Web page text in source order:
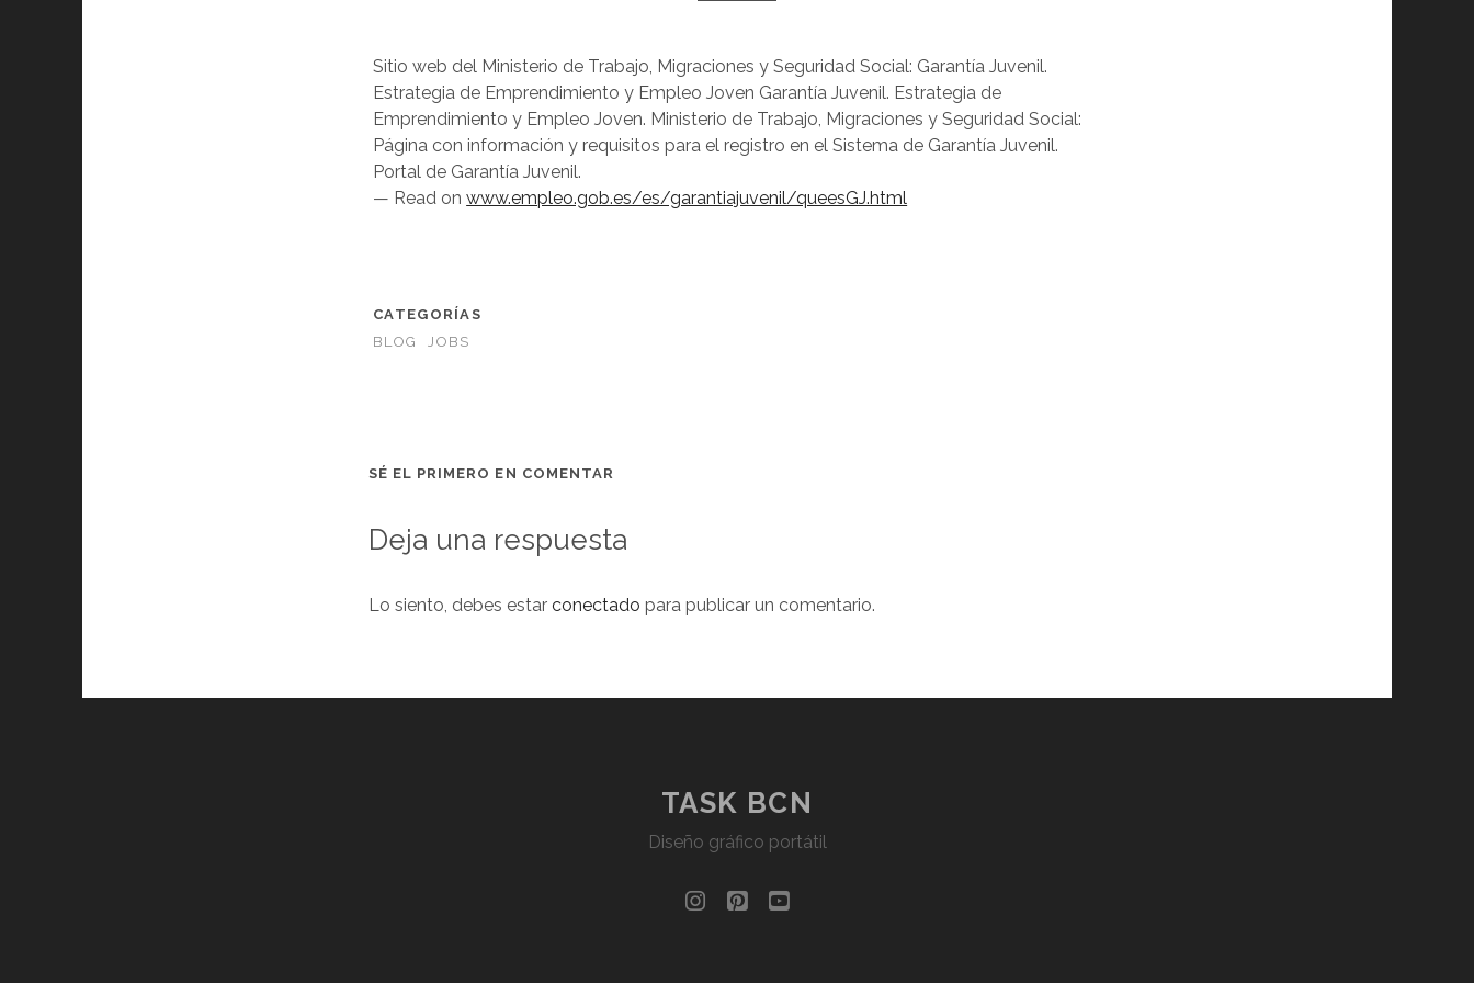
Sitio web del Ministerio de Trabajo, Migraciones y Seguridad Social: Garantía Juvenil.
Estrategia de Emprendimiento y Empleo Joven Garantía Juvenil. Estrategia de
Emprendimiento y Empleo Joven. Ministerio de Trabajo, Migraciones y Seguridad Social:
Página con información y requisitos para el registro en el Sistema de Garantía Juvenil.
Portal de Garantía Juvenil.
— Read onwww.empleo.gob.es/es/garantiajuvenil/queesGJ.html
CATEGORÍAS
BLOG
JOBS
SÉ EL PRIMERO EN COMENTAR
Deja una respuesta
Lo siento, debes estar conectado para publicar un comentario.
TASK BCN
Diseño gráfico portátil
instagram
pinterest
youtube